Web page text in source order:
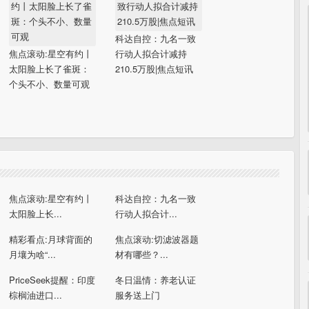
焦点滚动:星空有约丨
太阳脸上长了雀斑：
个头不小、数量可观
科达自控：九名一致
行动人拟合计减持
210.5万股|焦点短讯
焦点滚动:星空有约丨
太阳脸上长...
科达自控：九名一致
行动人拟合计...
精彩看点:月球背面的
月壤为啥“...
焦点滚动:切滤波器题
材有哪些？...
PriceSeek提醒：印度
棕榈油进口...
冬日温情：养老认证
服务送上门